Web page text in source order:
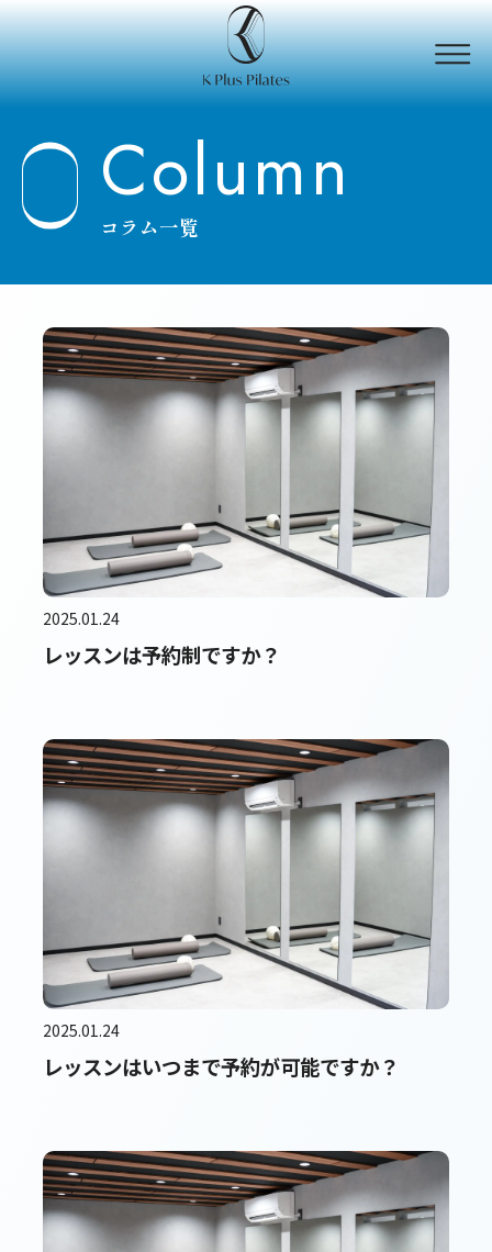
メニ
Column
コラム一覧
2025.01.24
レッスンは予約制ですか？
2025.01.24
レッスンはいつまで予約が可能ですか？